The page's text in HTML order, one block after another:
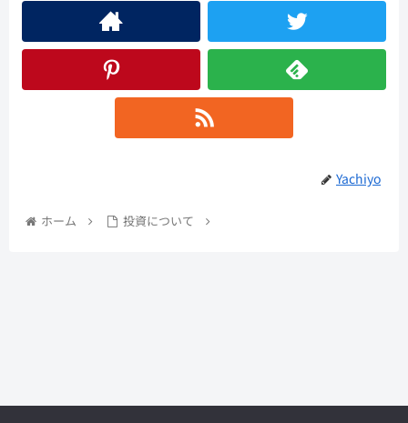
Yachiyo
ホーム 投資について